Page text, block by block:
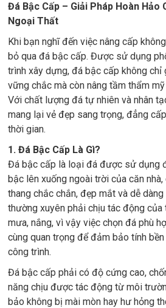
Đá Bậc Cấp – Giải Pháp Hoàn Hảo
Ngoại Thất
Khi bạn nghĩ đến việc nâng cấp
bỏ qua đá bậc cấp. Được sử dụng
trình xây dựng, đá bậc cấp không chỉ
vững chắc mà còn nâng tầm thẩm
Với chất lượng đá tự nhiên và nhân
mang lại vẻ đẹp sang trọng, đẳng
thời gian.
1. Đá Bậc Cấp Là Gì?
Đá bậc cấp là loại đá được sử dụng
bậc lên xuống ngoài trời của căn
thang chắc chắn, đẹp mắt và dễ
thường xuyên phải chịu tác động
mưa, nắng, vì vậy việc chọn đá phù
cùng quan trọng để đảm bảo tính
công trình.
Đá bậc cấp phải có độ cứng cao,
năng chịu được tác động từ môi
bảo không bị mài mòn hay hư hỏng